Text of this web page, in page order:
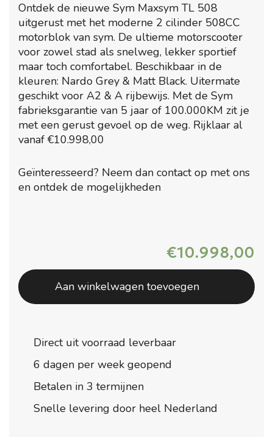
Ontdek de nieuwe Sym Maxsym TL 508
uitgerust met het moderne 2 cilinder 508CC
motorblok van sym. De ultieme motorscooter
voor zowel stad als snelweg, lekker sportief
maar toch comfortabel. Beschikbaar in de
kleuren: Nardo Grey & Matt Black. Uitermate
geschikt voor A2 & A rijbewijs. Met de Sym
fabrieksgarantie van 5 jaar of 100.000KM zit je
met een gerust gevoel op de weg. Rijklaar al
vanaf €10.998,00
Geïnteresseerd? Neem dan contact op met ons
en ontdek de mogelijkheden
€10.998,00
Aan winkelwagen toevoegen
Direct uit voorraad leverbaar
6 dagen per week geopend
Betalen in 3 termijnen
Snelle levering door heel Nederland